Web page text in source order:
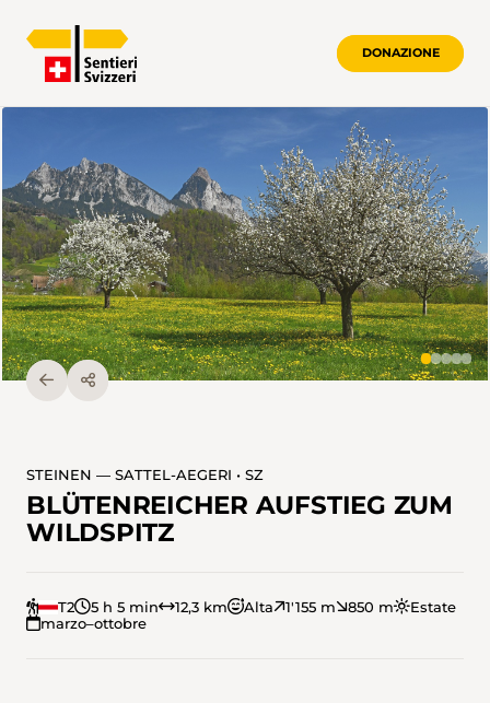
DONAZIONE
STEINEN — SATTEL-AEGERI • SZ
BLÜTENREICHER AUFSTIEG ZUM
WILDSPITZ
T2 5 h 5 min 12,3 km Alta 1'155 m 850 m
Estate
marzo–ottobre